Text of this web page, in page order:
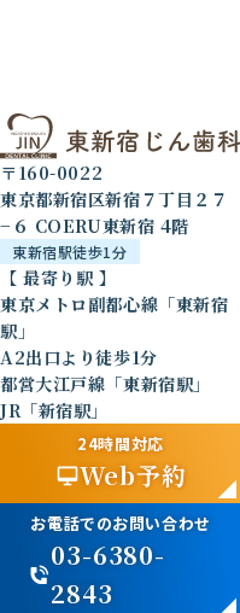
〒160-0022
東京都新宿区新宿７丁目２７
−６ COERU東新宿 4階
東新宿駅徒歩1分
【 最寄り駅 】
東京メトロ副都心線「東新宿
駅」
A2出口より徒歩1分
都営大江戸線「東新宿駅」
JR「新宿駅」
24時間対応
Web予約
お電話でのお問い合わせ
03-6380-
2843